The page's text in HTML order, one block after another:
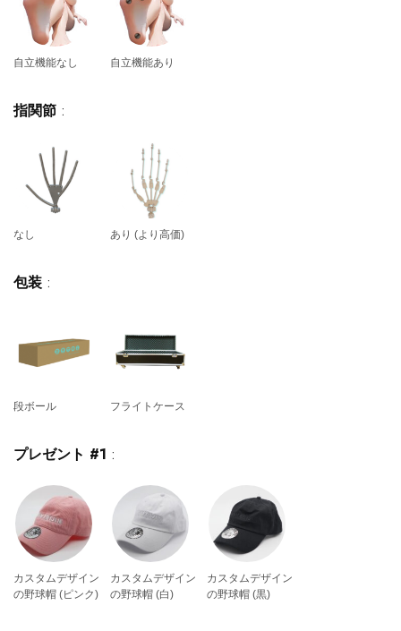
自立機能なし 自立機能あり
指関節 :
なし あり (より高価)
包装 :
段ボール フライトケース
プレゼント #1 :
カスタムデザイン
の野球帽 (ピンク)
カスタムデザイン
の野球帽 (白)
カスタムデザイン
の野球帽 (黒)